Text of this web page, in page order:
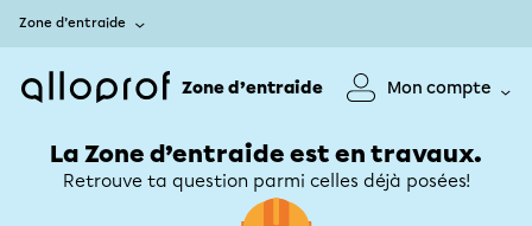
Zone d’entraide
Zone d’entraide Mon compte
La Zone d’entraide est en travaux.
Retrouve ta question parmi celles déjà posées!